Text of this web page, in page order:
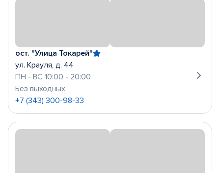
ост. "Улица Токарей"
ул. Крауля, д. 44
ПН - ВС 10:00 - 20:00
Без выходных
+7 (343) 300-98-33